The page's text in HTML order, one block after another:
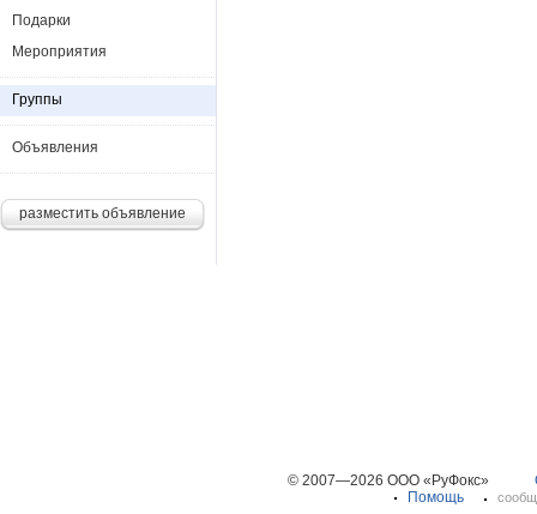
Подарки
Мероприятия
Группы
Объявления
разместить объявление
© 2007—2026 ООО «РуФокс»
Помощь